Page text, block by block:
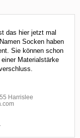
das hier jetzt mal
Socken haben
Sie können schon
Materialstärke
Harrislee